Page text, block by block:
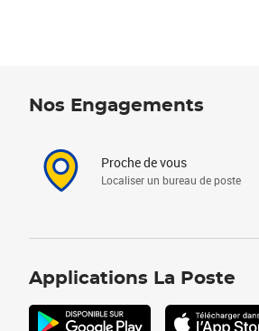
Nos Engagements
Proche de vous
Localiser un bureau de poste
Applications La Poste